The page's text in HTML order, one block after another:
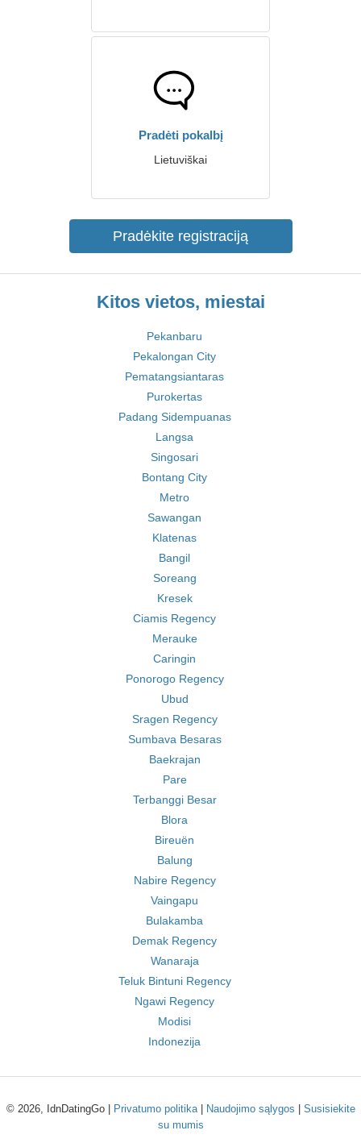
Pradėti pokalbį
Lietuviškai
Pradėkite registraciją
Kitos vietos, miestai
Pekanbaru
Pekalongan City
Pematangsiantaras
Purokertas
Padang Sidempuanas
Langsa
Singosari
Bontang City
Metro
Sawangan
Klatenas
Bangil
Soreang
Kresek
Ciamis Regency
Merauke
Caringin
Ponorogo Regency
Ubud
Sragen Regency
Sumbava Besaras
Baekrajan
Pare
Terbanggi Besar
Blora
Bireuën
Balung
Nabire Regency
Vaingapu
Bulakamba
Demak Regency
Wanaraja
Teluk Bintuni Regency
Ngawi Regency
Modisi
Indonezija
© 2026, IdnDatingGo | Privatumo politika| Naudojimo sąlygos
Susisiekite
su mumis